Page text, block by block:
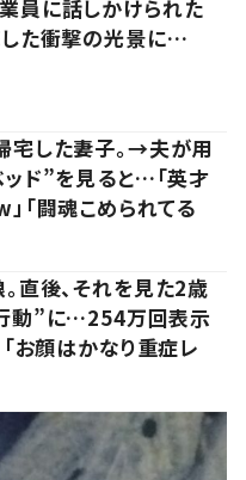
員に話しかけられた
した衝撃の光景に…
宅した妻子。→夫が用
ド”を見ると…「英才
「闘魂こめられてる
直後、それを見た2歳
動”に…254万回表示
「お顔はかなり重症レ